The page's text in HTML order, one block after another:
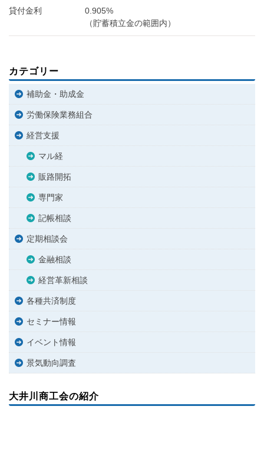
貸付金利
0.905%
（貯蓄積立金の範囲内）
カテゴリー
補助金・助成金
労働保険業務組合
経営支援
マル経
販路開拓
専門家
記帳相談
定期相談会
金融相談
経営革新相談
各種共済制度
セミナー情報
イベント情報
景気動向調査
大井川商工会の紹介